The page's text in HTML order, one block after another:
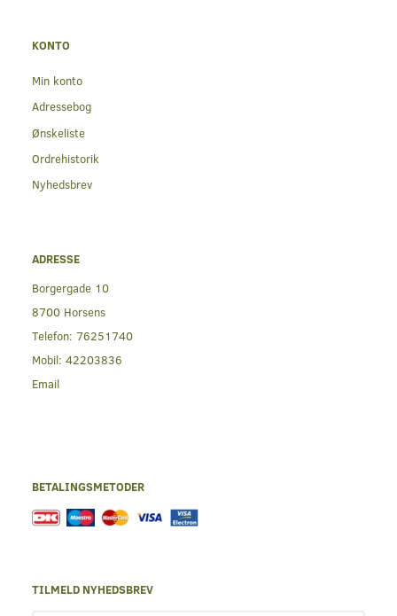
KONTO
Min konto
Adressebog
Ønskeliste
Ordrehistorik
Nyhedsbrev
ADRESSE
Borgergade 10
8700 Horsens
Telefon: 76251740
Mobil: 42203836
Email
BETALINGSMETODER
TILMELD NYHEDSBREV